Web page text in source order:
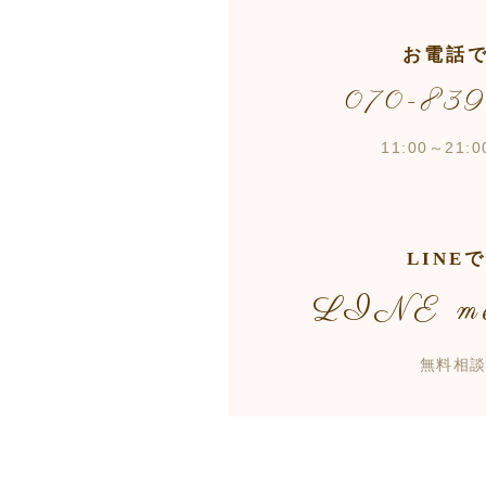
お電話
070-
11:00～
LINEで
LINE
無料相